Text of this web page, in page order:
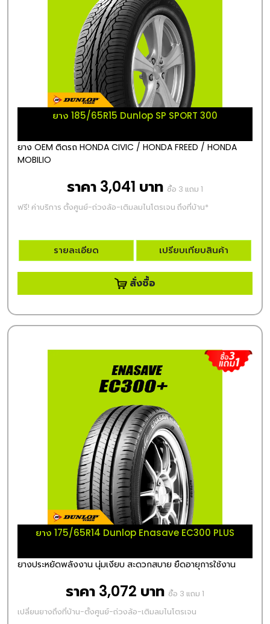
ยาง 185/65R15 Dunlop SP SPORT 300
ยาง OEM ติดรถ HONDA CIVIC / HONDA FREED / HONDA
MOBILIO
ราคา 3,041 บาท ซื้อ 3 แถม 1
ฟรี! ค่าบริการ ตั้งศูนย์-ถ่วงล้อ-เติมลมไนโตรเจน ถึงที่บ้าน*
รายละเอียด เปรียบเทียบสินค้า
สั่งซื้อ
ยาง 175/65R14 Dunlop Enasave EC300 PLUS
ยางประหยัดพลังงาน นุ่มเงียบ สะดวกสบาย ยืดอายุการใช้งาน
ราคา 3,072 บาท ซื้อ 3 แถม 1
เปลี่ยนยางถึงที่บ้าน-ตั้งศูนย์-ถ่วงล้อ-เติมลมไนโตรเจน